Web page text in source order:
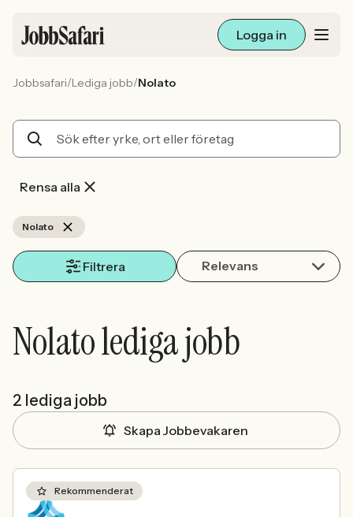
Logga in
Arbetsliv och karriär
Sök med AI
Jobbsafari/Lediga jobb/Nolato
Rensa alla
Nolato
Filtrera Relevans
Nolato lediga jobb
2 lediga jobb
Skapa Jobbevakaren
Rekommenderat